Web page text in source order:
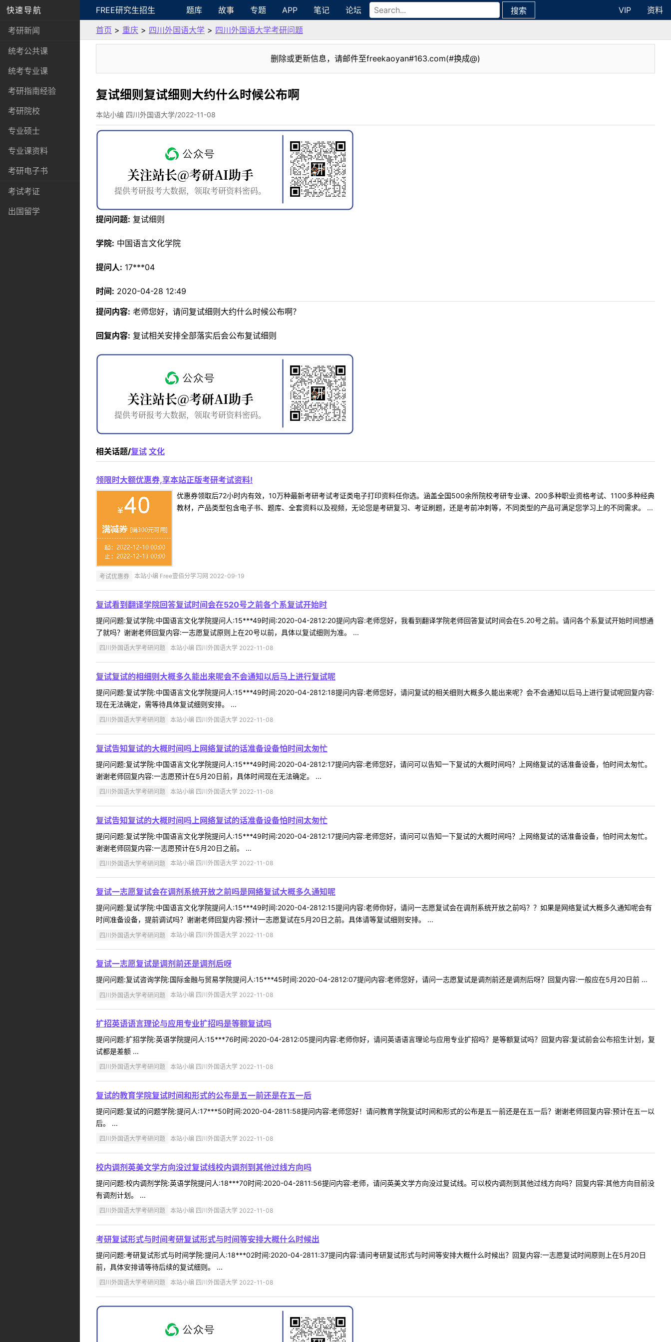
快速导航
考研新闻
统考公共课
统考专业课
考研指南经验
考研院校
专业硕士
专业课资料
考研电子书
考试考证
出国留学
FREE研究生招生 题库 故事 专题 APP 笔记 论坛 搜索 VIP
资料
首页 > 重庆 > 四川外国语大学 > 四川外国语大学考研问题
删除或更新信息，请邮件至freekaoyan#163.com(#换成@)
复试细则复试细则大约什么时候公布啊
本站小编 四川外国语大学/2022-11-08
提问问题: 复试细则
学院: 中国语言文化学院
提问人: 17***04
时间: 2020-04-28 12:49
提问内容: 老师您好，请问复试细则大约什么时候公布啊？
回复内容: 复试相关安排全部落实后会公布复试细则
相关话题/复试 文化
领限时大额优惠券,享本站正版考研考试资料!
优惠券领取后72小时内有效，10万种最新考研考试考证类电子打印资料任你选。涵盖全国500余所院校考研专业课、200多种职业资格考试、1100多种经典
教材，产品类型包含电子书、题库、全套资料以及视频，无论您是考研复习、考证刷题，还是考前冲刺等，不同类型的产品可满足您学习上的不同需求。 ...
考试优惠券 本站小编 Free壹佰分学习网 2022-09-19
复试看到翻译学院回答复试时间会在520号之前各个系复试开始时
提问问题:复试学院:中国语言文化学院提问人:15***49时间:2020-04-2812:20提问内容:老师您好，我看到翻译学院老师回答复试时间会在5.20号之前。请问各个系复试开始时间想通
了就吗？谢谢老师回复内容:一志愿复试原则上在20号以前，具体以复试细则为准。 ...
四川外国语大学考研问题 本站小编 四川外国语大学 2022-11-08
复试复试的相细则大概多久能出来呢会不会通知以后马上进行复试呢
提问问题:复试学院:中国语言文化学院提问人:15***49时间:2020-04-2812:18提问内容:老师您好，请问复试的相关细则大概多久能出来呢？会不会通知以后马上进行复试呢回复内容:
现在无法确定，需等待具体复试细则安排。 ...
四川外国语大学考研问题 本站小编 四川外国语大学 2022-11-08
复试告知复试的大概时间吗上网络复试的话准备设备怕时间太匆忙
提问问题:复试学院:中国语言文化学院提问人:15***49时间:2020-04-2812:17提问内容:老师您好，请问可以告知一下复试的大概时间吗？上网络复试的话准备设备，怕时间太匆忙。
谢谢老师回复内容:一志愿预计在5月20日前，具体时间现在无法确定。 ...
四川外国语大学考研问题 本站小编 四川外国语大学 2022-11-08
复试告知复试的大概时间吗上网络复试的话准备设备怕时间太匆忙
提问问题:复试学院:中国语言文化学院提问人:15***49时间:2020-04-2812:17提问内容:老师您好，请问可以告知一下复试的大概时间吗？上网络复试的话准备设备，怕时间太匆忙。
谢谢老师回复内容:一志愿预计在5月20日之前。 ...
四川外国语大学考研问题 本站小编 四川外国语大学 2022-11-08
复试一志愿复试会在调剂系统开放之前吗是网络复试大概多久通知呢
提问问题:复试学院:中国语言文化学院提问人:15***49时间:2020-04-2812:15提问内容:老师你好，请问一志愿复试会在调剂系统开放之前吗？？如果是网络复试大概多久通知呢会有
时间准备设备，提前调试吗？谢谢老师回复内容:预计一志愿复试在5月20日之前。具体请等复试细则安排。 ...
四川外国语大学考研问题 本站小编 四川外国语大学 2022-11-08
复试一志愿复试是调剂前还是调剂后呀
提问问题:复试咨询学院:国际金融与贸易学院提问人:15***45时间:2020-04-2812:07提问内容:老师您好，请问一志愿复试是调剂前还是调剂后呀？回复内容:一般应在5月20日前 ...
四川外国语大学考研问题 本站小编 四川外国语大学 2022-11-08
扩招英语语言理论与应用专业扩招吗是等额复试吗
提问问题:扩招学院:英语学院提问人:15***76时间:2020-04-2812:05提问内容:老师你好，请问英语语言理论与应用专业扩招吗？是等额复试吗？回复内容:复试前会公布招生计划，复
试都是差额 ...
四川外国语大学考研问题 本站小编 四川外国语大学 2022-11-08
复试的教育学院复试时间和形式的公布是五一前还是在五一后
提问问题:复试的问题学院:提问人:17***50时间:2020-04-2811:58提问内容:老师您好！请问教育学院复试时间和形式的公布是五一前还是在五一后？谢谢老师回复内容:预计在五一以
后。 ...
四川外国语大学考研问题 本站小编 四川外国语大学 2022-11-08
校内调剂英美文学方向没过复试线校内调剂到其他过线方向吗
提问问题:校内调剂学院:英语学院提问人:18***70时间:2020-04-2811:56提问内容:老师，请问英美文学方向没过复试线。可以校内调剂到其他过线方向吗？回复内容:其他方向目前没
有调剂计划。 ...
四川外国语大学考研问题 本站小编 四川外国语大学 2022-11-08
考研复试形式与时间考研复试形式与时间等安排大概什么时候出
提问问题:考研复试形式与时间学院:提问人:18***02时间:2020-04-2811:37提问内容:请问考研复试形式与时间等安排大概什么时候出？回复内容:一志愿复试时间原则上在5月20日
前，具体安排请等待后续的复试细则。 ...
四川外国语大学考研问题 本站小编 四川外国语大学 2022-11-08